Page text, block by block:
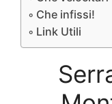
Che infissi!
Link Utili